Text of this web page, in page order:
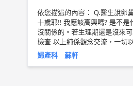
依您描述的內容： Q.醫生說卵巢大概25歲，比年紀年輕
十歲耶!! 我應該高興嗎? 是不是
沒關係的。若生理期還是沒來
檢查 以上純係觀念交流，一切以醫師實際看診為準。 美
迪婦產科診所 院長 台北中山醫
科-生殖醫學中心 主治醫師（
婦產科 蘇軒